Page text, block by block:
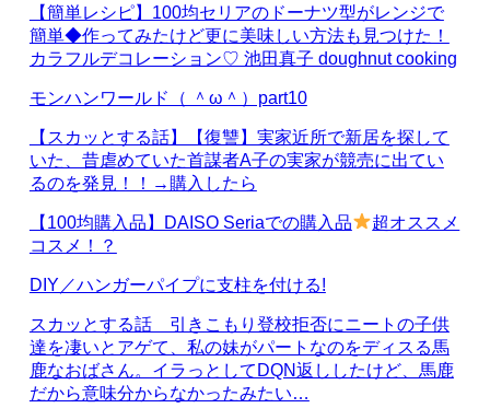
【簡単レシピ】100均セリアのドーナツ型がレンジで
簡単◆作ってみたけど更に美味しい方法も見つけた！
カラフルデコレーション♡ 池田真子 doughnut cooking
モンハンワールド（ ＾ω＾）part10
【スカッとする話】【復讐】実家近所で新居を探して
いた、昔虐めていた首謀者A子の実家が競売に出てい
るのを発見！！→購入したら
【100均購入品】DAISO Seriaでの購入品
超オススメ
コスメ！？
DIY／ハンガーパイプに支柱を付ける!
スカッとする話 引きこもり登校拒否にニートの子供
達を凄いとアゲて、私の妹がパートなのをディスる馬
鹿なおばさん。イラっとしてDQN返ししたけど、馬鹿
だから意味分からなかったみたい…